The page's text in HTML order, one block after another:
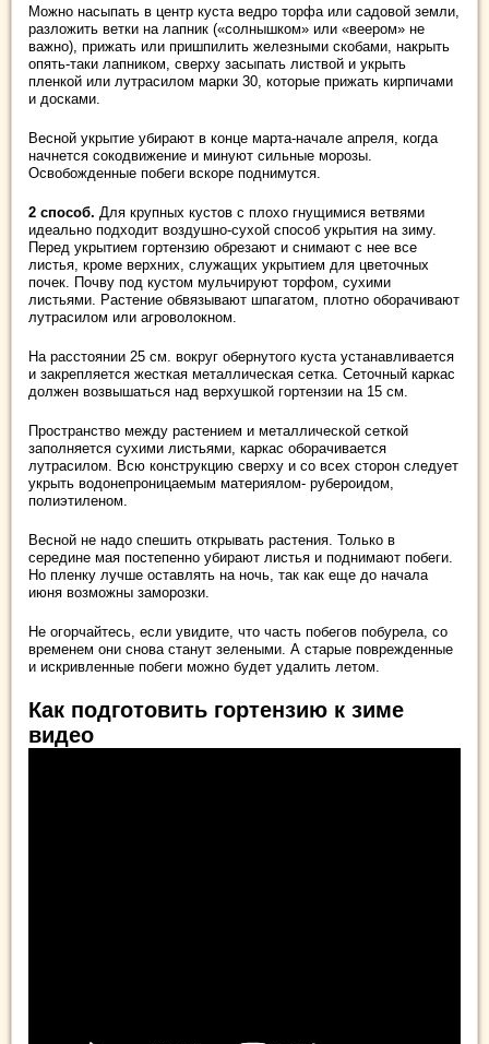
Можно насыпать в центр куста ведро торфа или садовой земли,
разложить ветки на лапник («солнышком» или «веером» не
важно), прижать или пришпилить железными скобами, накрыть
опять-таки лапником, сверху засыпать листвой и укрыть
пленкой или лутрасилом марки 30, которые прижать кирпичами
и досками.
Весной укрытие убирают в конце марта-начале апреля, когда
начнется сокодвижение и минуют сильные морозы.
Освобожденные побеги вскоре поднимутся.
2 способ. Для крупных кустов с плохо гнущимися ветвями
идеально подходит воздушно-сухой способ укрытия на зиму.
Перед укрытием гортензию обрезают и снимают с нее все
листья, кроме верхних, служащих укрытием для цветочных
почек. Почву под кустом мульчируют торфом, сухими
листьями. Растение обвязывают шпагатом, плотно оборачивают
лутрасилом или агроволокном.
На расстоянии 25 см. вокруг обернутого куста устанавливается
и закрепляется жесткая металлическая сетка. Сеточный каркас
должен возвышаться над верхушкой гортензии на 15 см.
Пространство между растением и металлической сеткой
заполняется сухими листьями, каркас оборачивается
лутрасилом. Всю конструкцию сверху и со всех сторон следует
укрыть водонепроницаемым материялом- рубероидом,
полиэтиленом.
Весной не надо спешить открывать растения. Только в
середине мая постепенно убирают листья и поднимают побеги.
Но пленку лучше оставлять на ночь, так как еще до начала
июня возможны заморозки.
Не огорчайтесь, если увидите, что часть побегов побурела, со
временем они снова станут зелеными. А старые поврежденные
и искривленные побеги можно будет удалить летом.
Как подготовить гортензию к зиме
видео